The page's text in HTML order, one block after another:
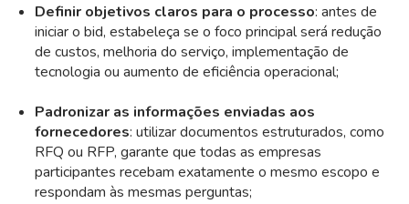
Definir objetivos claros para o processo: antes de
iniciar o bid, estabeleça se o foco principal será redução
de custos, melhoria do serviço, implementação de
tecnologia ou aumento de eficiência operacional;
Padronizar as informações enviadas aos
fornecedores: utilizar documentos estruturados, como
RFQ ou RFP, garante que todas as empresas
participantes recebam exatamente o mesmo escopo e
respondam às mesmas perguntas;